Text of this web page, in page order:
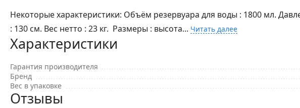
Некоторые характеристики: Объём резервуара для воды : 1800 мл.
: 130 см. Вес нетто : 23 кг. Размеры : высота... Читать далее
Характеристики
Гарантия производителя
Бренд
Вес в упаковке
Отзывы